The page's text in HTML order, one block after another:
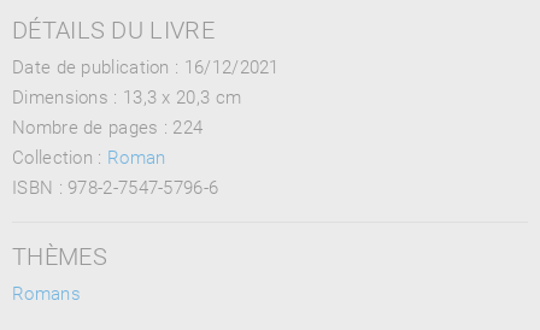
DÉTAILS DU LIVRE
Date de publication : 16/12/2021
Dimensions : 13,3 x 20,3 cm
Nombre de pages : 224
Collection : Roman
ISBN : 978-2-7547-5796-6
THÈMES
Romans